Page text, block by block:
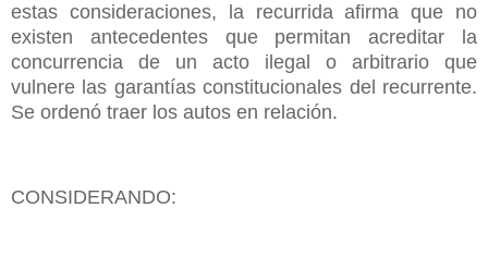
estas consideraciones, la recurrida afirma que no
existen antecedentes que permitan acreditar la
concurrencia de un acto ilegal o arbitrario que
vulnere las garantías constitucionales del recurrente.
Se ordenó traer los autos en relación.
CONSIDERANDO: